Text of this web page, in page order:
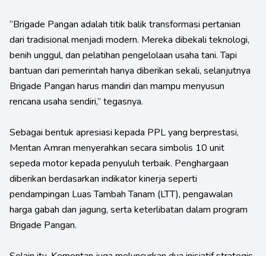
“Brigade Pangan adalah titik balik transformasi pertanian
dari tradisional menjadi modern. Mereka dibekali teknologi,
benih unggul, dan pelatihan pengelolaan usaha tani. Tapi
bantuan dari pemerintah hanya diberikan sekali, selanjutnya
Brigade Pangan harus mandiri dan mampu menyusun
rencana usaha sendiri,” tegasnya.
Sebagai bentuk apresiasi kepada PPL yang berprestasi,
Mentan Amran menyerahkan secara simbolis 10 unit
sepeda motor kepada penyuluh terbaik. Penghargaan
diberikan berdasarkan indikator kinerja seperti
pendampingan Luas Tambah Tanam (LTT), pengawalan
harga gabah dan jagung, serta keterlibatan dalam program
Brigade Pangan.